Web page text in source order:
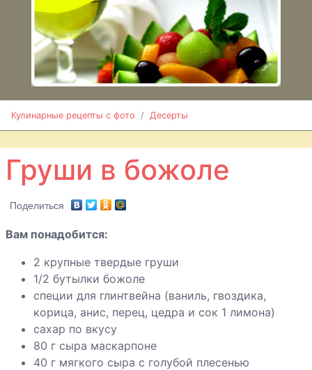
Кулинарные рецепты с фото Десерты
тыквы с
цитрусовыми
Груша в
карамели
Груши со
сливками
божоле
Крем из
молока с
глазурью
Пудинг из
риса с
яблоками
Яблочное
суфле
Груши в божоле
Поделиться
Вам понадобится:
2 крупные твердые груши
1/2 бутылки божоле
специи для глинтвейна (ваниль, гвоздика,
корица, анис, перец, цедра и сок 1 лимона)
сахар по вкусу
80 г сыра маскарпоне
40 г мягкого сыра с голубой плесенью